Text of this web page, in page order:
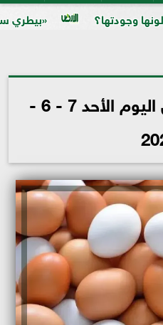
«بيطري سوهاج» يطلق
سعر كرتونة البيض اليوم الأحد 7 - 6 -